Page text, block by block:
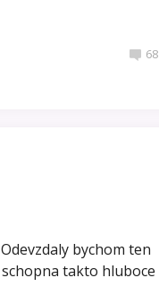
68
bychom ten
takto hluboce